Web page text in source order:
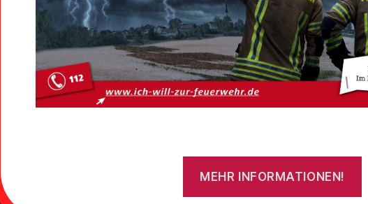
Beitragsautor
Vonadmin 16. April 2016
Impressum
MEHR INFORMATIONEN!